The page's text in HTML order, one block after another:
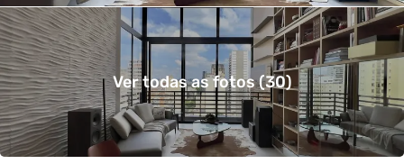
Ver todas as fotos (30)